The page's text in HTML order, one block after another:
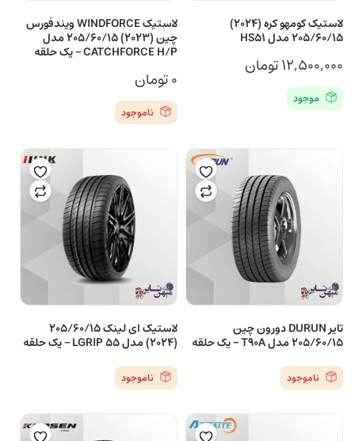
لاستیک کومهو کره (2024)
205/60/15 مدل HS51
۱۲,۵۰۰,۰۰۰تومان
موجود
لاستیک WINDFORCE ویندفورس
چین (2023) 205/60/15 مدل
CATCHFORCE H/P – یک حلقه
۰تومان
ناموجود
تایر DURUN دورون چین
205/60/15 مدل T90A – یک حلقه
ناموجود
لاستیک ای لینک 205/60/15
(2024) مدل LGRIP 55 – یک حلقه
ناموجود